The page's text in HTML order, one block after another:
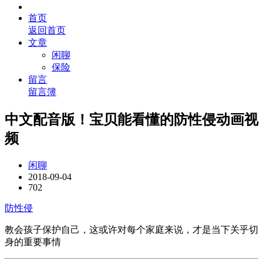
首页
返回首页
文章
闲聊
保险
留言
留言簿
中文配音版！宝贝能看懂的防性侵动画视
频
闲聊
2018-09-04
702
防性侵
教会孩子保护自己，这或许对每个家庭来说，才是当下关乎切
身的重要事情